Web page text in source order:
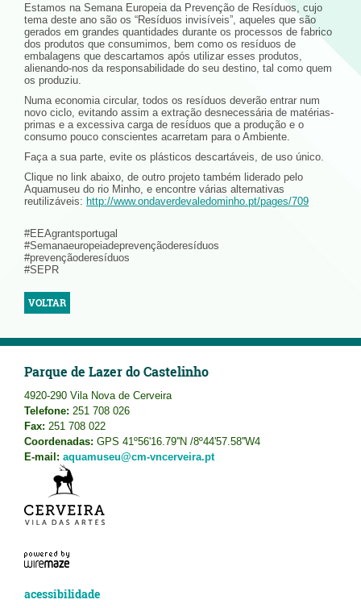
Estamos na Semana Europeia da Prevenção de Resíduos, cujo
tema deste ano são os “Resíduos invisíveis”, aqueles que são
gerados em grandes quantidades durante os processos de fabrico
dos produtos que consumimos, bem como os resíduos de
embalagens que descartamos após utilizar esses produtos,
alienando-nos da responsabilidade do seu destino, tal como quem
os produziu.
Numa economia circular, todos os resíduos deverão entrar num
novo ciclo, evitando assim a extração desnecessária de matérias-
primas e a excessiva carga de resíduos que a produção e o
consumo pouco conscientes acarretam para o Ambiente.
Faça a sua parte, evite os plásticos descartáveis, de uso único.
Clique no link abaixo, de outro projeto também liderado pelo
Aquamuseu do rio Minho, e encontre várias alternativas
reutilizáveis: http://www.ondaverdevaledominho.pt/pages/709
#EEAgrantsportugal
#Semanaeuropeiadeprevençãoderesíduos
#prevençãoderesíduos
#SEPR
VOLTAR
Parque de Lazer do Castelinho
4920-290 Vila Nova de Cerveira
Telefone: 251 708 026
Fax: 251 708 022
Coordenadas: GPS 41º56'16.79''N /8º44'57.58''W4
E-mail: aquamuseu@cm-vncerveira.pt
acessibilidade